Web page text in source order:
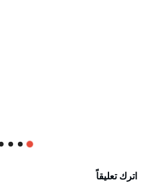
اترك تعليقاً